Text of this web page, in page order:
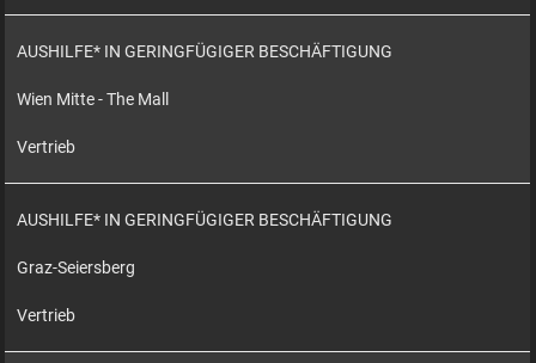
AUSHILFE* IN GERINGFÜGIGER BESCHÄFTIGUNG
Wien Mitte - The Mall
Vertrieb
AUSHILFE* IN GERINGFÜGIGER BESCHÄFTIGUNG
Graz-Seiersberg
Vertrieb